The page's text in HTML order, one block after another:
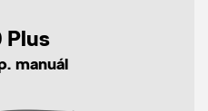
Plus
manuál